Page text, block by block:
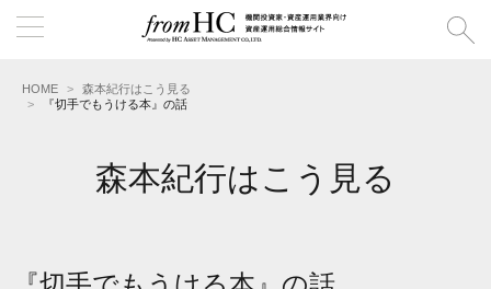
HOME
森本紀行はこう見る
『切手でもうける本』の話
森本紀行はこう見る